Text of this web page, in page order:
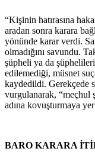
“Kişinin hatırasına
aradan sonra karara
yönünde karar verdi.
olmadığını savundu.
şüpheli ya da
edilemediği, müsnet
kaydedildi. Gerekçede
vurgulanarak, “meçhul
adına kovuşturmaya
BARO KARARA